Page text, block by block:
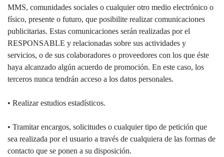
MMS, comunidades sociales o cualquier otro medio electrónico o
físico, presente o futuro, que posibilite realizar comunicaciones
publicitarias. Estas comunicaciones serán realizadas por el
RESPONSABLE y relacionadas sobre sus actividades y
servicios, o de sus colaboradores o proveedores con los que éste
haya alcanzado algún acuerdo de promoción. En este caso, los
terceros nunca tendrán acceso a los datos personales.
• Realizar estudios estadísticos.
• Tramitar encargos, solicitudes o cualquier tipo de petición que
sea realizada por el usuario a través de cualquiera de las formas de
contacto que se ponen a su disposición.